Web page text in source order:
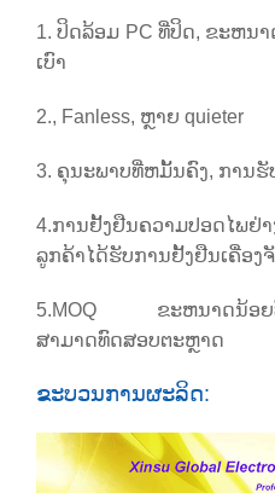
1. ປິດລ້ອມ PC ທີ່ປິດ, ຂະຫ
ເບົາ
2., Fanless, ຫຼາຍ quieter
3. ຄຸນະພາບທີ່ຫມັ້ນຄົງ, ການຮັ
4.ການຢັ້ງຢືນຄວາມປອດໄພຢ່າ
ລູກຄ້າໄດ້ຮັບການຢັ້ງຢືນເຄື່ອງ
5.MOQ ຂະຫນາດນ້ອຍທີ່
ສາມາດທົດສອບຕະຫຼາດ
ຂະ​ບວນ​ການ​ຜະ​ລິດ​: